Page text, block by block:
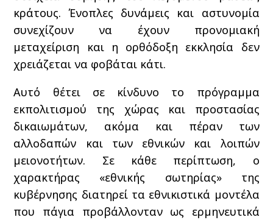
κράτους. Ένοπλες δυνάμεις και αστυνομία
συνεχίζουν να έχουν προνομιακή
μεταχείριση και η ορθόδοξη εκκλησία δεν
χρειάζεται να φοβάται κάτι.
Αυτό θέτει σε κίνδυνο το πρόγραμμα
εκπολιτισμού της χώρας και προστασίας
δικαιωμάτων, ακόμα και πέραν των
αλλοδαπών και των εθνικών και λοιπών
μειονοτήτων. Σε κάθε περίπτωση, ο
χαρακτήρας «εθνικής σωτηρίας» της
κυβέρνησης διατηρεί τα εθνικιστικά μοντέλα
που πάγια προβάλλονταν ως ερμηνευτικά